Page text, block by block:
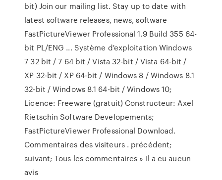
bit) Join our mailing list. Stay up to date with
latest software releases, news, software
FastPictureViewer Professional 1.9 Build 355 64-
bit PL/ENG ... Système d'exploitation Windows
7 32 bit / 7 64 bit / Vista 32-bit / Vista 64-bit /
XP 32-bit / XP 64-bit / Windows 8 / Windows 8.1
32-bit / Windows 8.1 64-bit / Windows 10;
Licence: Freeware (gratuit) Constructeur: Axel
Rietschin Software Developements;
FastPictureViewer Professional Download.
Commentaires des visiteurs . précédent;
suivant; Tous les commentaires » Il a eu aucun
avis